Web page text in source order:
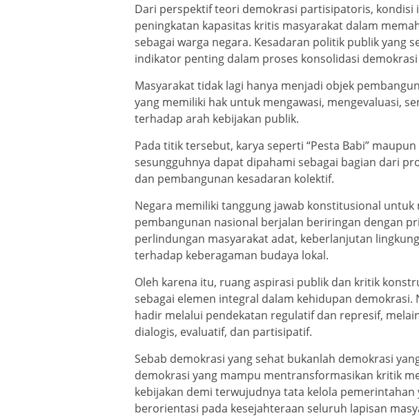
Dari perspektif teori demokrasi partisipatoris, kondisi
peningkatan kapasitas kritis masyarakat dalam
sebagai warga negara. Kesadaran politik publik yang
indikator penting dalam proses konsolidasi
Masyarakat tidak lagi hanya menjadi objek
yang memiliki hak untuk mengawasi, mengevaluasi,
terhadap arah kebijakan publik.
Pada titik tersebut, karya seperti “Pesta Babi”
sesungguhnya dapat dipahami sebagai bagian dari
dan pembangunan kesadaran kolektif.
Negara memiliki tanggung jawab konstitusional untuk
pembangunan nasional berjalan beriringan dengan
perlindungan masyarakat adat, keberlanjutan
terhadap keberagaman budaya lokal.
Oleh karena itu, ruang aspirasi publik dan kritik
sebagai elemen integral dalam kehidupan demokrasi.
hadir melalui pendekatan regulatif dan represif,
dialogis, evaluatif, dan partisipatif.
Sebab demokrasi yang sehat bukanlah demokrasi
demokrasi yang mampu mentransformasikan kritik
kebijakan demi terwujudnya tata kelola pemerintahan
berorientasi pada kesejahteraan seluruh lapisan